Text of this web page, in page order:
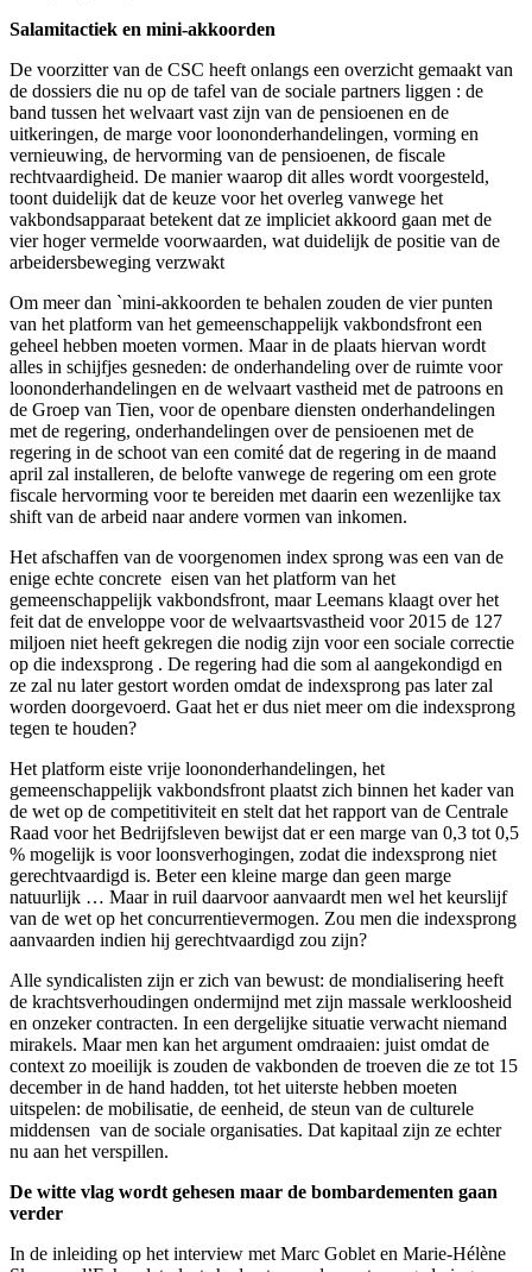
Salamitactiek en mini-akkoorden
De voorzitter van de CSC heeft onlangs een overzicht gemaakt van
de dossiers die nu op de tafel van de sociale partners liggen : de
band tussen het welvaart vast zijn van de pensioenen en de
uitkeringen, de marge voor loononderhandelingen, vorming en
vernieuwing, de hervorming van de pensioenen, de fiscale
rechtvaardigheid. De manier waarop dit alles wordt voorgesteld,
toont duidelijk dat de keuze voor het overleg vanwege het
vakbondsapparaat betekent dat ze impliciet akkoord gaan met de
vier hoger vermelde voorwaarden, wat duidelijk de positie van de
arbeidersbeweging verzwakt
Om meer dan `mini-akkoorden te behalen zouden de vier punten
van het platform van het gemeenschappelijk vakbondsfront een
geheel hebben moeten vormen. Maar in de plaats hiervan wordt
alles in schijfjes gesneden: de onderhandeling over de ruimte voor
loononderhandelingen en de welvaart vastheid met de patroons en
de Groep van Tien, voor de openbare diensten onderhandelingen
met de regering, onderhandelingen over de pensioenen met de
regering in de schoot van een comité dat de regering in de maand
april zal installeren, de belofte vanwege de regering om een grote
fiscale hervorming voor te bereiden met daarin een wezenlijke tax
shift van de arbeid naar andere vormen van inkomen.
Het afschaffen van de voorgenomen index sprong was een van de
enige echte concrete eisen van het platform van het
gemeenschappelijk vakbondsfront, maar Leemans klaagt over het
feit dat de enveloppe voor de welvaartsvastheid voor 2015 de 127
miljoen niet heeft gekregen die nodig zijn voor een sociale correctie
op die indexsprong . De regering had die som al aangekondigd en
ze zal nu later gestort worden omdat de indexsprong pas later zal
worden doorgevoerd. Gaat het er dus niet meer om die indexsprong
tegen te houden?
Het platform eiste vrije loononderhandelingen, het
gemeenschappelijk vakbondsfront plaatst zich binnen het kader van
de wet op de competitiviteit en stelt dat het rapport van de Centrale
Raad voor het Bedrijfsleven bewijst dat er een marge van 0,3 tot 0,5
% mogelijk is voor loonsverhogingen, zodat die indexsprong niet
gerechtvaardigd is. Beter een kleine marge dan geen marge
natuurlijk … Maar in ruil daarvoor aanvaardt men wel het keurslijf
van de wet op het concurrentievermogen. Zou men die indexsprong
aanvaarden indien hij gerechtvaardigd zou zijn?
Alle syndicalisten zijn er zich van bewust: de mondialisering heeft
de krachtsverhoudingen ondermijnd met zijn massale werkloosheid
en onzeker contracten. In een dergelijke situatie verwacht niemand
mirakels. Maar men kan het argument omdraaien: juist omdat de
context zo moeilijk is zouden de vakbonden de troeven die ze tot 15
december in de hand hadden, tot het uiterste hebben moeten
uitspelen: de mobilisatie, de eenheid, de steun van de culturele
middensen van de sociale organisaties. Dat kapitaal zijn ze echter
nu aan het verspillen.
De witte vlag wordt gehesen maar de bombardementen gaan
verder
In de inleiding op het interview met Marc Goblet en Marie-Hélène